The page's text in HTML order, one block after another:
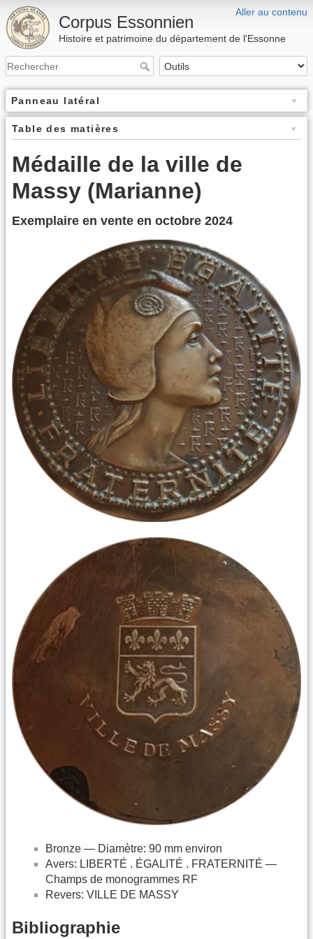
Aller au contenu
Corpus Essonnien
Histoire et patrimoine du département de l'Essonne
Panneau latéral
Table des matières
Médaille de la ville de
Massy (Marianne)
Exemplaire en vente en octobre 2024
Bronze — Diamètre: 90 mm environ
Avers: LIBERTÉ . ÉGALITÉ . FRATERNITÉ —
Champs de monogrammes RF
Revers: VILLE DE MASSY
Bibliographie